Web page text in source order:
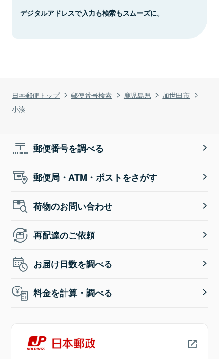
日本郵便トップ 郵便番号検索 鹿児島県
加世田市
小湊
デジタルアドレスで入力も検索もスムーズに。
郵便番号を調べる
郵便局・ATM・ポストをさがす
荷物のお問い合わせ
再配達のご依頼
お届け日数を調べる
料金を計算・調べる